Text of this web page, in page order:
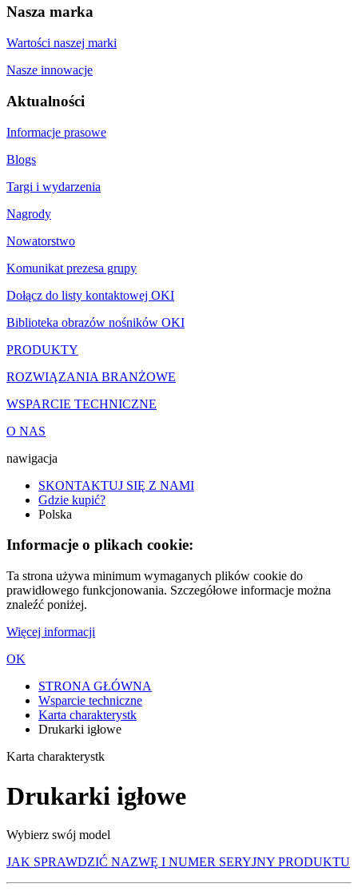
Nasza marka
Wartości naszej marki
Nasze innowacje
Aktualności
Informacje prasowe
Blogs
Targi i wydarzenia
Nagrody
Nowatorstwo
Komunikat prezesa grupy
Dołącz do listy kontaktowej OKI
Biblioteka obrazów nośników OKI
PRODUKTY
ROZWIĄZANIA BRANŻOWE
WSPARCIE TECHNICZNE
O NAS
nawigacja
SKONTAKTUJ SIĘ Z NAMI
Gdzie kupić?
Polska
Informacje o plikach cookie:
Ta strona używa minimum wymaganych plików cookie do
prawidłowego funkcjonowania. Szczegółowe informacje można
znaleźć poniżej.
Więcej informacji
OK
STRONA GŁÓWNA
Wsparcie techniczne
Karta charakterystk
Drukarki igłowe
Karta charakterystk
Drukarki igłowe
Wybierz swój model
JAK SPRAWDZIĆ NAZWĘ I NUMER SERYJNY PRODUKTU